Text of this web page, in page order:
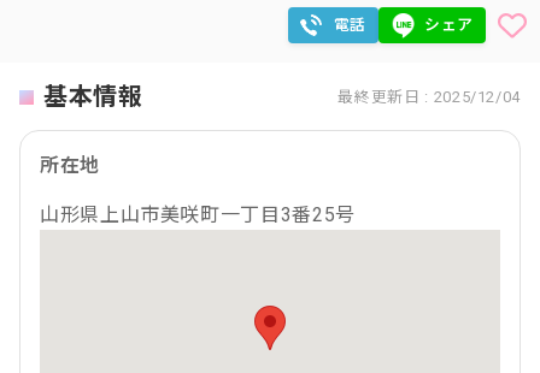
電話 シェア
基本情報 最終更新日 : 2025/12/04
所在地
山形県上山市美咲町一丁目3番25号